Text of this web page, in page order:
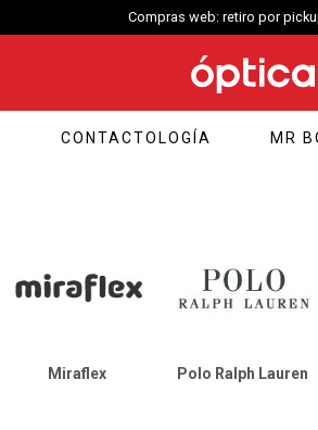
Compras web envío a
CONTACTOLOGÍA MR
Miraflex Polo Ralph Lauren